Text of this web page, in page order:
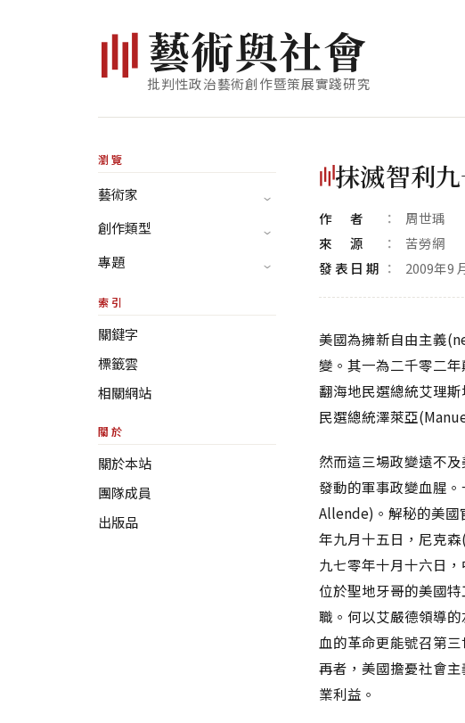
藝術與社會
批判性政治藝術創作暨策展實踐研究
瀏覽
藝術家
創作類型
專題
索引
關鍵字
標籤雲
相關網站
關於
關於本站
團隊成員
出版品
抹滅智利
作者
周世瑀
來源
苦勞網
發表日期
2009年9
美國為擁新自由主義
變。其一為二千零二
翻海地民選總統艾理
民選總統澤萊亞
然而這三場政變遠不
發動的軍事政變血腥
Allende)。解秘的美國
年九月十五日，尼克
九七零年十月十六日
位於聖地牙哥的美國
職。何以艾嚴德領導
血的革命更能號召第
再者，美國擔憂社會
業利益。